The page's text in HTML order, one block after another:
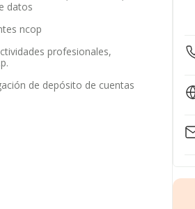
datos
ncop
profesionales,
de depósito de cuentas